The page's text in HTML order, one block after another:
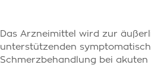
Das Arzneimittel wird zur
unterstützenden
Schmerzbehandlung bei akuten